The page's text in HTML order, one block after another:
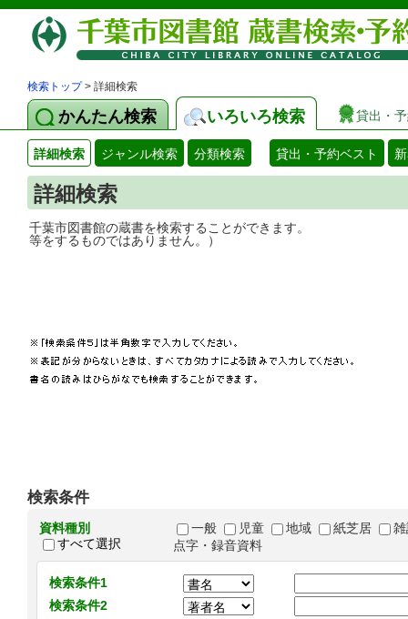
検索トップ> 詳細検索
かんたん検索 いろいろ検索 貸出・
詳細検索 ジャンル検索 分類検索 貸出・予約ベスト
詳細検索
千葉市図書館の蔵書を検索することがで
等をするものではありません。）
検索条件
資料種別
すべて選択
一般 児童 地域 紙芝居
点字・録音資料
検索条件1
検索条件2